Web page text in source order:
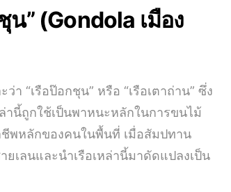
” (Gondola เมือง
า “เรือป๊อกชุน” หรือ “เรือเตาถ่าน” ซึ่ง
านี้ถูกใช้เป็นพาหนะหลักในการขนไม้
ชีพหลักของคนในพื้นที่ เมื่อสัมปทาน
เลนและนำเรือเหล่านี้มาดัดแปลงเป็น